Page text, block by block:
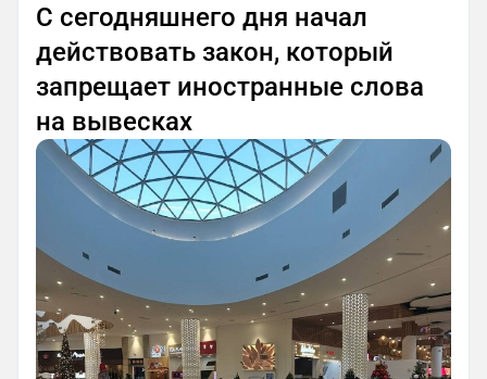
С сегодняшнего дня начал
действовать закон, который
запрещает иностранные слова
на вывесках